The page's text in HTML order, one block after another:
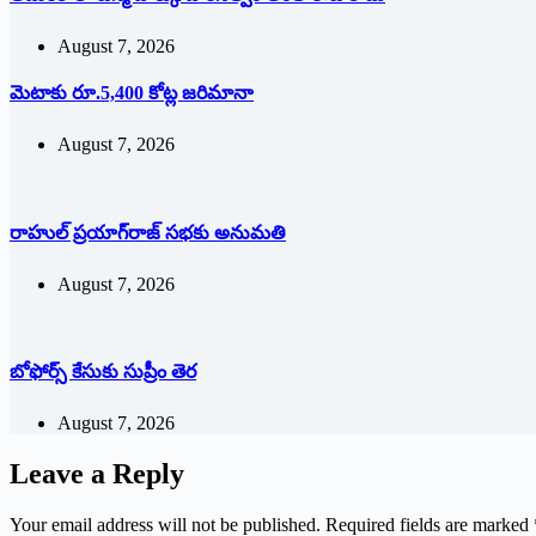
August 7, 2026
మెటాకు రూ.5,400 కోట్ల జరిమానా
August 7, 2026
రాహుల్‌ ‌ప్రయాగ్‌రాజ్‌ ‌సభకు అనుమతి
August 7, 2026
బోఫోర్స్ కేసుకు సుప్రీం తెర
August 7, 2026
Leave a Reply
Your email address will not be published. Required fields are marked